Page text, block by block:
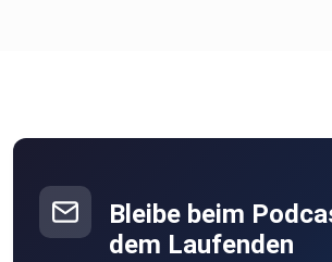
Bleibe beim
dem Laufenden